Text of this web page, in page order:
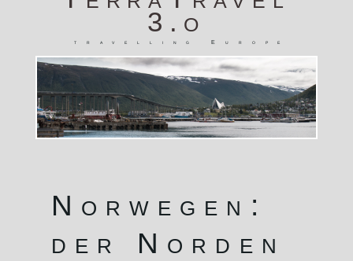
3.o
travelling Europe
Norwegen:
der Norden